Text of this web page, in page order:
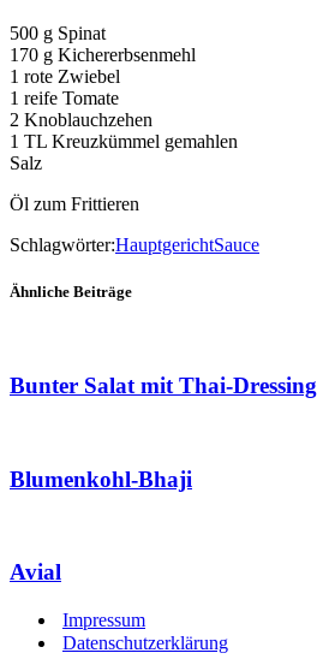
500 g Spinat
170 g Kichererbsenmehl
1 rote Zwiebel
1 reife Tomate
2 Knoblauchzehen
1 TL Kreuzkümmel gemahlen
Salz
Öl zum Frittieren
Schlagwörter:HauptgerichtSauce
Ähnliche Beiträge
Bunter Salat mit Thai-Dressing
Blumenkohl-Bhaji
Avial
Impressum
Datenschutzerklärung